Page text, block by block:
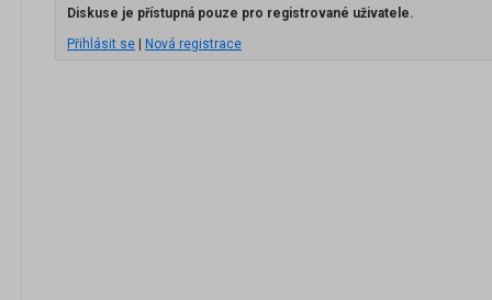
Diskuse je přístupná pouze pro registrované uživatele.
Přihlásit se
Nová registrace